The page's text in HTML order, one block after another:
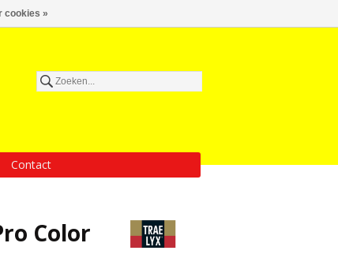
Contact
Color
cookies »